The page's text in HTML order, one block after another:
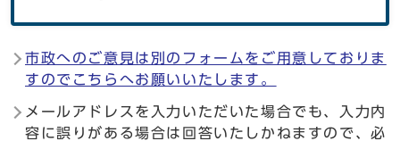
市政へのご意見は別のフォームをご用意しておりま
すのでこちらへお願いいたします。
メールアドレスを入力いただいた場合でも、入力内
容に誤りがある場合は回答いたしかねますので、必